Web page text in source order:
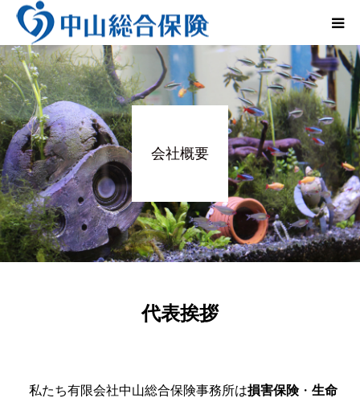
会社概要
代表挨拶
私たち有限会社中山総合保険事務所は損害保険・ 生命
法人のお客さま
個人のお客さま
レンタカー事業
会社概要
インタビュー